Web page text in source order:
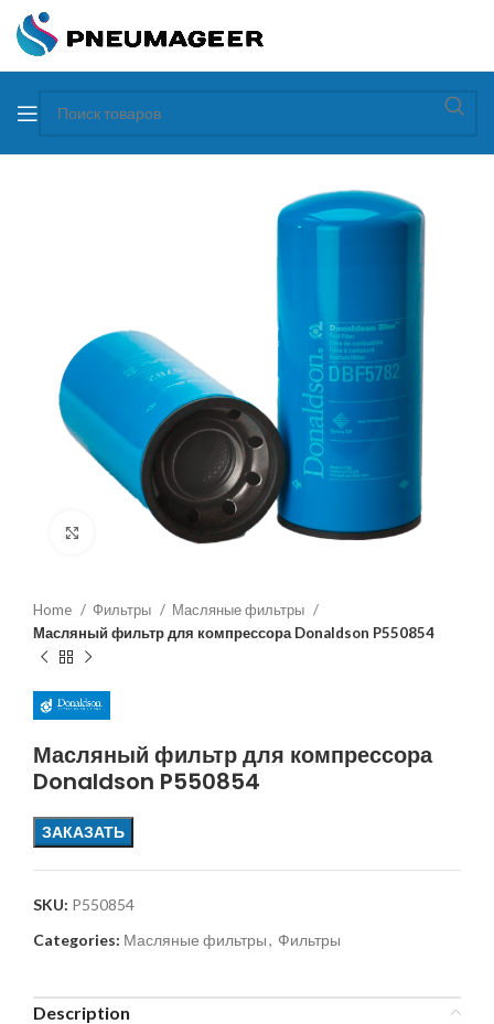
Увеличить
Home Фильтры
Масляные фильтры
Масляный фильтр для компрессора Donaldson P550854
Масляный фильтр для компрессора
Donaldson P550854
ЗАКАЗАТЬ
SKU: P550854
Categories: Масляные фильтры, Фильтры
Description